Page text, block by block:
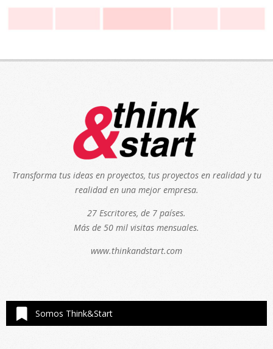
Transforma tus ideas en proyectos, tus proyectos en realidad y tu
realidad en una mejor empresa.
27 Escritores, de 7 países.
Más de 50 mil visitas mensuales.
www.thinkandstart.com
Somos Think&Start